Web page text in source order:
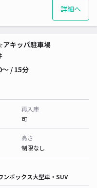
詳細へ
キッパ駐車場
/ 15分
再入庫
可
高さ
制限なし
ンボックス大型車・SUV